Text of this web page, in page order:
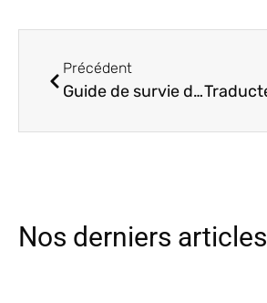
Précédent
Guide de survie du client en quête de traductions professionnelles
Nos derniers articles